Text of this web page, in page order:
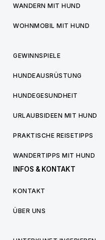
WANDERN MIT HUND
WOHNMOBIL MIT HUND
GEWINNSPIELE
HUNDEAUSRÜSTUNG
HUNDEGESUNDHEIT
URLAUBSIDEEN MIT HUND
PRAKTISCHE REISETIPPS
WANDERTIPPS MIT HUND
INFOS & KONTAKT
KONTAKT
ÜBER UNS